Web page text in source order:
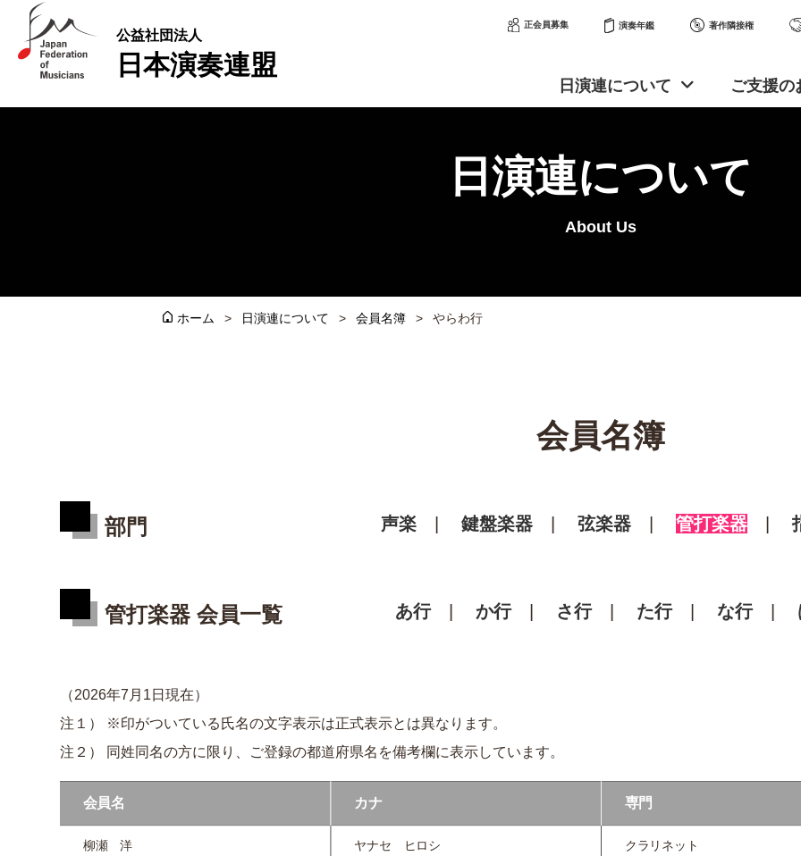
公益社団法人
日本演奏連盟
正会員募集 演奏年鑑 著作隣接権
日演連について ご支援の
日演連について
About Us
ホーム 日演連について 会員名簿 やらわ行
会員名簿
部門 声楽 鍵盤楽器 弦楽器 管打楽器
管打楽器 会員一覧 あ行 か行 さ行 た行 な行
（2026年7月1日現在）
注１） ※印がついている氏名の文字表示は正式表示とは異なります。
注２） 同姓同名の方に限り、ご登録の都道府県名を備考欄に表示しています。
会員名 カナ 専門
柳瀬 洋 ヤナセ ヒロシ クラリネット